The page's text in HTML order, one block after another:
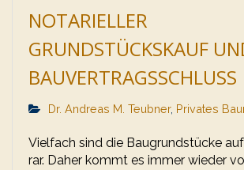
NOTARIELLER
GRUNDSTÜCKSKAUF
BAUVERTRAGSSCHLUSS
Dr. Andreas M. Teubner, Privates
Vielfach sind die Baugrundstücke
rar. Daher kommt es immer wieder